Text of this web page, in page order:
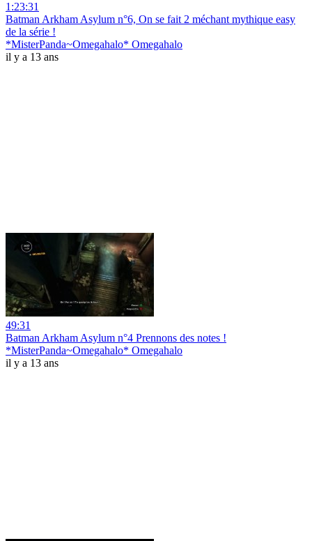
1:23:31
Batman Arkham Asylum n°6, On se fait 2 méchant mythique easy
de la série !
*MisterPanda~Omegahalo* Omegahalo
il y a 13 ans
49:31
Batman Arkham Asylum n°4 Prennons des notes !
*MisterPanda~Omegahalo* Omegahalo
il y a 13 ans